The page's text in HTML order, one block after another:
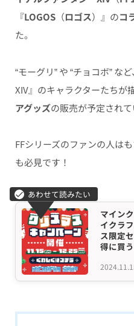
『LOGOS（ロゴス）』のコ
た。
“モーグリ” や “チョコボ” な
XIV』のキャラクターたちが
アグッズの販売が予定されて
FFシリーズのファンの人は
も必見です！
マイン
イクラ
ス限定
得に買